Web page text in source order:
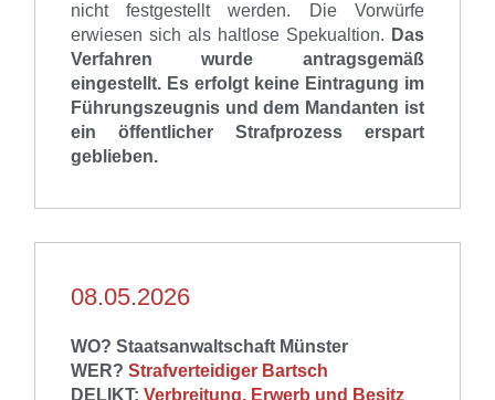
nicht festgestellt werden.
Die Vorwürfe
erwiesen sich als haltlose Spekualtion. Das
Verfahren wurde antragsgemäß
eingestellt. Es erfolgt keine Eintragung im
Führungszeugnis und dem Mandanten ist
ein öffentlicher Strafprozess erspart
geblieben.
08.05.2026
WO? Staatsanwaltschaft Münster
WER?Strafverteidiger Bartsch
DELIKT:Verbreitung, Erwerb und Besitz